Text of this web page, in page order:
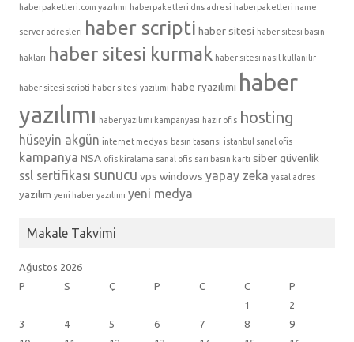
haberpaketleri.com yazılımı haberpaketleri dns adresi haberpaketleri name
server adresleri haber scripti haber sitesi haber sitesi basın
hakları haber sitesi kurmak haber sitesi nasıl kullanılır
haber sitesi scripti haber sitesi yazılımı habe ryazılımı haber
yazılımı haber yazılımı kampanyası hazır ofis hosting
hüseyin akgün internet medyası basın tasarısı istanbul sanal ofis
kampanya NSA ofis kiralama sanal ofis sarı basın kartı siber güvenlik
ssl sertifikası sunucu vps windows yapay zeka yasal adres
yazılım yeni haber yazılımı yeni medya
Makale Takvimi
Ağustos 2026
P
S Ç P C C
P
1
2
3
4 5 6 7 8
9